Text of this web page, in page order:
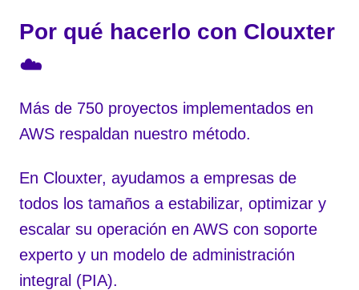
Por qué hacerlo con Clouxter
☁️
Más de 750 proyectos implementados en
AWS respaldan nuestro método.
En Clouxter, ayudamos a empresas de
todos los tamaños a estabilizar, optimizar y
escalar su operación en AWS con soporte
experto y un modelo de administración
integral (PIA).